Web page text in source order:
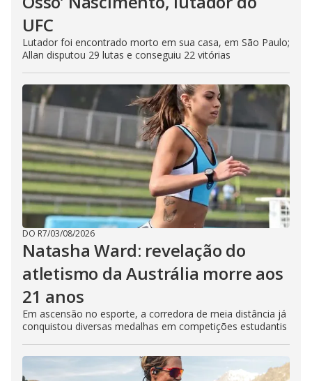
UFC
Lutador foi encontrado morto em sua casa, em São Paulo;
Allan disputou 29 lutas e conseguiu 22 vitórias
DO R7/03/08/2026
Natasha Ward: revelação do
atletismo da Austrália morre aos
21 anos
Em ascensão no esporte, a corredora de meia distância já
conquistou diversas medalhas em competições estudantis